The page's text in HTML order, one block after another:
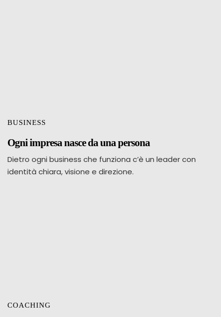
BUSINESS
Ogni impresa nasce da una persona
Dietro ogni business che funziona c’è un leader con
identità chiara, visione e direzione.
COACHING